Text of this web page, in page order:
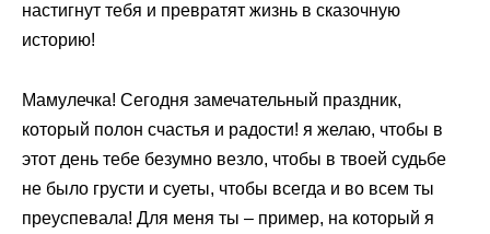
настигнут тебя и превратят жизнь в сказочную
историю!
Мамулечка! Сегодня замечательный праздник,
который полон счастья и радости! я желаю, чтобы в
этот день тебе безумно везло, чтобы в твоей судьбе
не было грусти и суеты, чтобы всегда и во всем ты
преуспевала! Для меня ты – пример, на который я